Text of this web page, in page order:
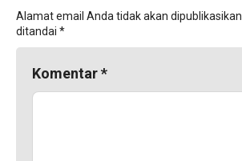
Alamat email Anda tidak akan dipublikasikan.
ditandai *
Komentar*